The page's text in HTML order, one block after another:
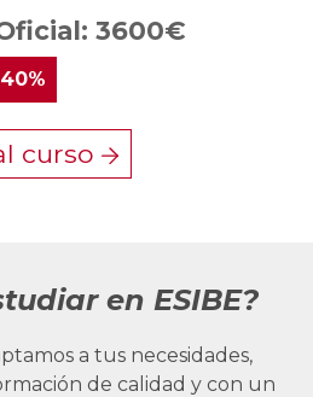
3600€
curso
en ESIBE?
a tus necesidades,
de calidad y con un